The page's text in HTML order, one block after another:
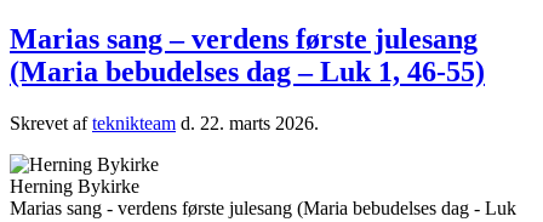
Marias sang – verdens første julesang
(Maria bebudelses dag – Luk 1, 46-55)
Skrevet afteknikteam d. 22. marts 2026.
Herning Bykirke
Marias sang - verdens første julesang (Maria bebudelses dag - Luk